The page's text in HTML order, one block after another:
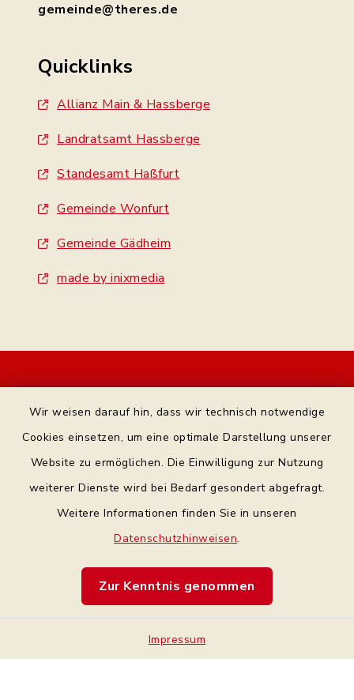
Wir weisen darauf hin, dass wir technisch notwendige
Cookies einsetzen, um eine optimale Darstellung unserer
Website zu ermöglichen. Die Einwilligung zur Nutzung
weiterer Dienste wird bei Bedarf gesondert abgefragt.
Weitere Informationen finden Sie in unseren
Datenschutzhinweisen.
Zur Kenntnis genommen
Impressum
gemeinde@theres.de
Quicklinks
Allianz Main & Hassberge
Landratsamt Hassberge
Standesamt Haßfurt
Gemeinde Wonfurt
Gemeinde Gädheim
made by inixmedia
Bankverbindung
Barrierefreiheit
Impressum
Sitemap